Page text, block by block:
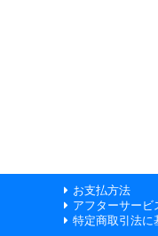
お支払方法
アフターサービ
特定商取引法に